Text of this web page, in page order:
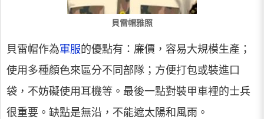
貝雷帽雅照
貝雷帽作為軍服的優點有：廉價，容易大規模生產；
使用多種顏色來區分不同部隊；方便打包或裝進口
袋，不妨礙使用耳機等。最後一點對裝甲車裡的士兵
很重要。缺點是無沿，不能遮太陽和風雨。